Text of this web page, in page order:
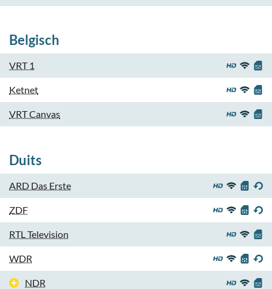
Belgisch
VRT 1
Ketnet
VRT Canvas
Duits
ARD Das Erste
ZDF
RTL Television
WDR
NDR